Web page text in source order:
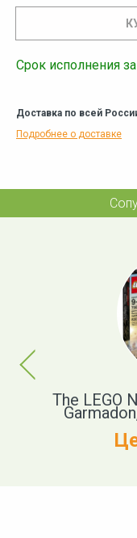
Срок исполнения
Доставка по всей
Подробнее о доставке
Previous
The LEGO